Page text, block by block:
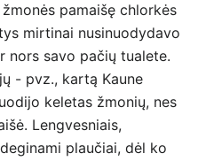
pamaišę chlorkės
mirtinai nusinuodydavo
nors savo pačių tualete.
- pvz., kartą Kaune
keletas žmonių, nes
Lengvesniais,
plaučiai, dėl ko